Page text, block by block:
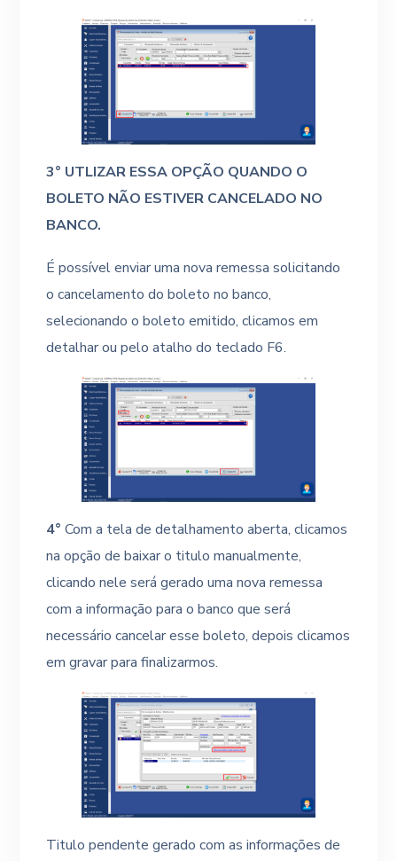
3° UTLIZAR ESSA OPÇÃO QUANDO O
BOLETO NÃO ESTIVER CANCELADO NO
BANCO.
É possível enviar uma nova remessa solicitando
o cancelamento do boleto no banco,
selecionando o boleto emitido, clicamos em
detalhar ou pelo atalho do teclado F6.
4° Com a tela de detalhamento aberta, clicamos
na opção de baixar o titulo manualmente,
clicando nele será gerado uma nova remessa
com a informação para o banco que será
necessário cancelar esse boleto, depois clicamos
em gravar para finalizarmos.
Titulo pendente gerado com as informações de